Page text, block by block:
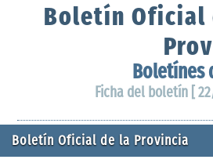
Boletín Oficial
Boletínes
Ficha del boletín [
Boletín Oficial de la Provincia